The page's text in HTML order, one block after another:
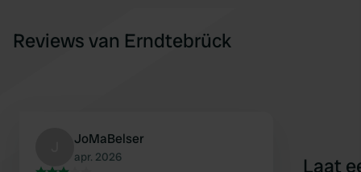
Reviews van Erndtebrück
JoMaBelser
apr. 2026 Laat